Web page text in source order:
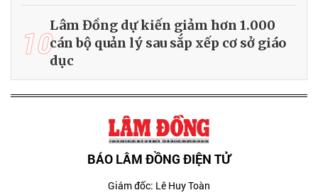
10Lâm Đồng dự kiến giảm hơn 1.000
cán bộ quản lý sau sắp xếp cơ sở giáo
dục
BÁO LÂM ĐỒNG ĐIỆN TỬ
Giám đốc: Lê Huy Toàn